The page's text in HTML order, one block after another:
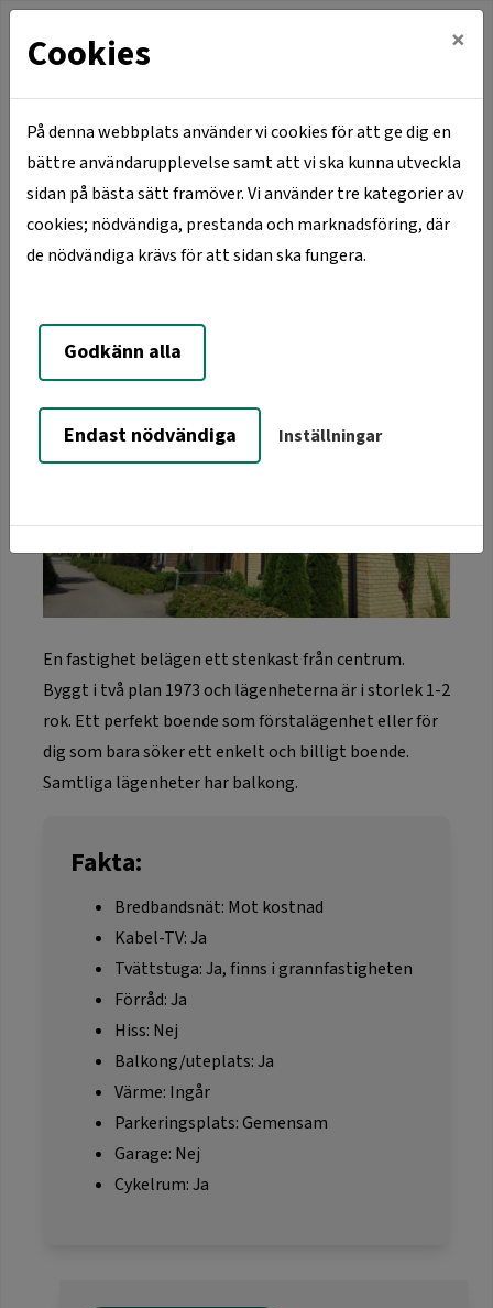
Hem Våra orter
Skillingaryd
Sylen 6, Östra Allégatan 9-
13
En fastighet belägen ett stenkast från centrum.
Byggt i två plan 1973 och lägenheterna är i storlek 1-2
rok. Ett perfekt boende som förstalägenhet eller för
dig som bara söker ett enkelt och billigt boende.
Samtliga lägenheter har balkong.
Fakta:
Bredbandsnät: Mot kostnad
Kabel-TV: Ja
Tvättstuga: Ja, finns i grannfastigheten
Förråd: Ja
Hiss: Nej
Balkong/uteplats: Ja
Värme: Ingår
Parkeringsplats: Gemensam
Garage: Nej
Cykelrum: Ja
Cookies ×
På denna webbplats använder vi cookies för att ge dig en
bättre användarupplevelse samt att vi ska kunna utveckla
sidan på bästa sätt framöver. Vi använder tre kategorier av
cookies; nödvändiga, prestanda och marknadsföring, där
de nödvändiga krävs för att sidan ska fungera.
Godkänn alla
Endast nödvändiga Inställningar